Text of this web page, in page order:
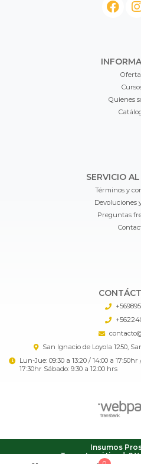
Quienes
SERVICIO
Términos y
Devoluciones
Preguntas
San Ignacio de Loyola 1250,
Lun-Jue: 09:30 a 13:20 / 14:00 a
17:30hr Sábado: 9:30 a 12:00 hrs
Insumos
¿Te gusta mi tienda?